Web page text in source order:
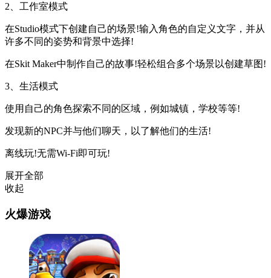
2、工作室模式
在Studio模式下创建自己的场景!输入角色的自定义文字，并从
许多不同的姿势和背景中选择!
在Skit Maker中制作自己的故事!轻松组合多个场景以创建草图!
3、生活模式
使用自己的角色探索不同的区域，例如城镇，学校等等!
发现新的NPC并与他们聊天，以了解他们的生活!
离线玩!无需Wi-Fi即可玩!
展开全部
收起
火爆游戏